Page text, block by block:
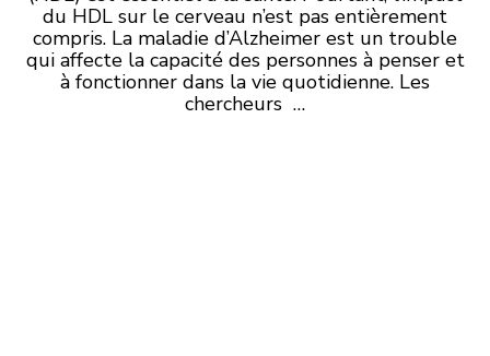
du HDL sur le cerveau n’est pas entièrement
compris. La maladie d’Alzheimer est un trouble
qui affecte la capacité des personnes à penser et
à fonctionner dans la vie quotidienne. Les
chercheurs …